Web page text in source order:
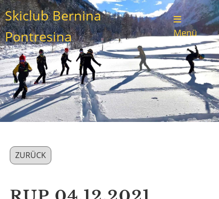
Skiclub Bernina
Pontresina
Menü
ZURÜCK